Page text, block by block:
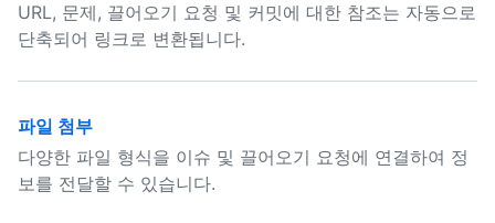
URL, 문제, 끌어오기 요청 및 커밋에 대한 참조는 자동으로
단축되어 링크로 변환됩니다.
파일 첨부
다양한 파일 형식을 이슈 및 끌어오기 요청에 연결하여 정
보를 전달할 수 있습니다.